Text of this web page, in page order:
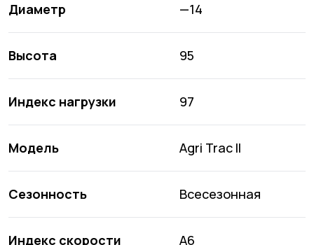
Диаметр —14
Высота 95
Индекс нагрузки 97
Модель Agri Trac II
Сезонность Всесезонная
Индекс скорости A6